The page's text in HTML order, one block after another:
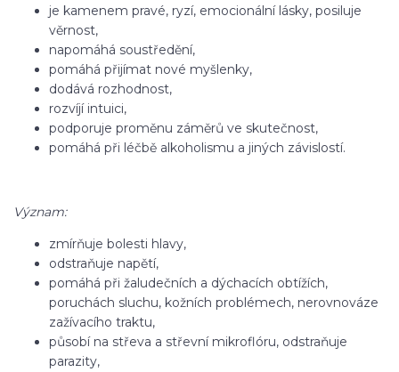
je kamenem pravé, ryzí, emocionální lásky, posiluje
věrnost,
napomáhá soustředění,
pomáhá přijímat nové myšlenky,
dodává rozhodnost,
rozvíjí intuici,
podporuje proměnu záměrů ve skutečnost,
pomáhá při léčbě alkoholismu a jiných závislostí.
Význam:
zmírňuje bolesti hlavy,
odstraňuje napětí,
pomáhá při žaludečních a dýchacích obtížích,
poruchách sluchu, kožních problémech, nerovnováze
zažívacího traktu,
působí na střeva a střevní mikroflóru, odstraňuje
parazity,